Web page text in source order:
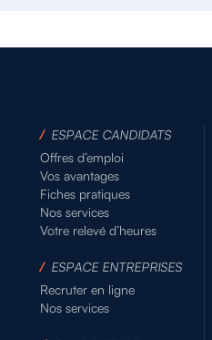
/ ESPACE CANDIDATS
Offres d’emploi
Vos avantages
Fiches pratiques
Nos services
Votre relevé d’heures
/ ESPACE ENTREPRISES
Recruter en ligne
Nos services